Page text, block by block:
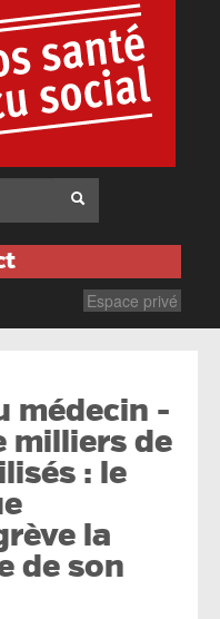
Espace privé
médecin -
milliers de
: le
la
de son